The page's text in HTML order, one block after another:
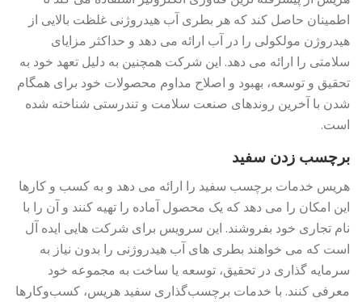
اطمینان حاصل کند که هر بطری آب هیدروژنی غلظت بالایی از
هیدروژن مولکولی را در آب ارائه می دهد و حداکثر مزایای
سلامتی را ارائه می دهد. این شرکت همچنین به دلیل تعهد خود به
تحقیق و توسعه، بهبود و اصلاح مداوم محصولات خود برای همگام
شدن با آخرین روندهای صنعت سلامت و تندرستی شناخته شده
است.
برچسب زدن سفید
هریس خدمات برچسب سفید را ارائه می دهد و به کسب و کارها
این امکان را می دهد که یک محصول آماده را تهیه کنند و آن را با
نام تجاری خود بفروشند. این سرویس برای شرکت هایی ایده آل
است که می خواهند بطری های آب هیدروژنی را بدون نیاز به
سرمایه گذاری در تحقیق، توسعه یا ساخت به مجموعه خود
معرفی کنند. با خدمات برچسب‌گذاری سفید هریس، کسب‌وکارها